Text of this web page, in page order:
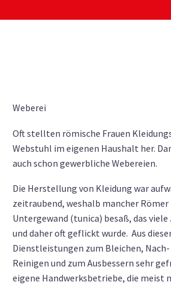
Weberei
Oft stellten römische Frauen
Webstuhl im eigenen Haushalt her.
auch schon gewerbliche Webereien.
Die Herstellung von Kleidung war
zeitraubend, weshalb mancher Römer
Untergewand (tunica) besaß, das
und daher oft geflickt wurde. Aus
Dienstleistungen zum Bleichen,
Reinigen und zum Ausbessern sehr
eigene Handwerksbetriebe, die meist